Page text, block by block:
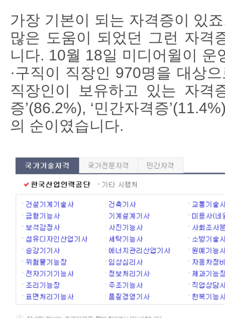
가장 기본이 되는 자격증이 있죠
많은 도움이 되었던 그런 자격
니다. 10월 18일 미디어윌이 운
·구직이 직장인 970명을 대상
직장인이 보유하고 있는 자격
증’(86.2%), ‘민간자격증
의 순이였습니다.